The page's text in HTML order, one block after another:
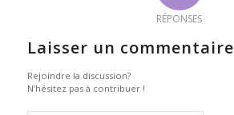
RÉPONSES
Laisser un commentaire
Rejoindre la discussion?
N’hésitez pas à contribuer !